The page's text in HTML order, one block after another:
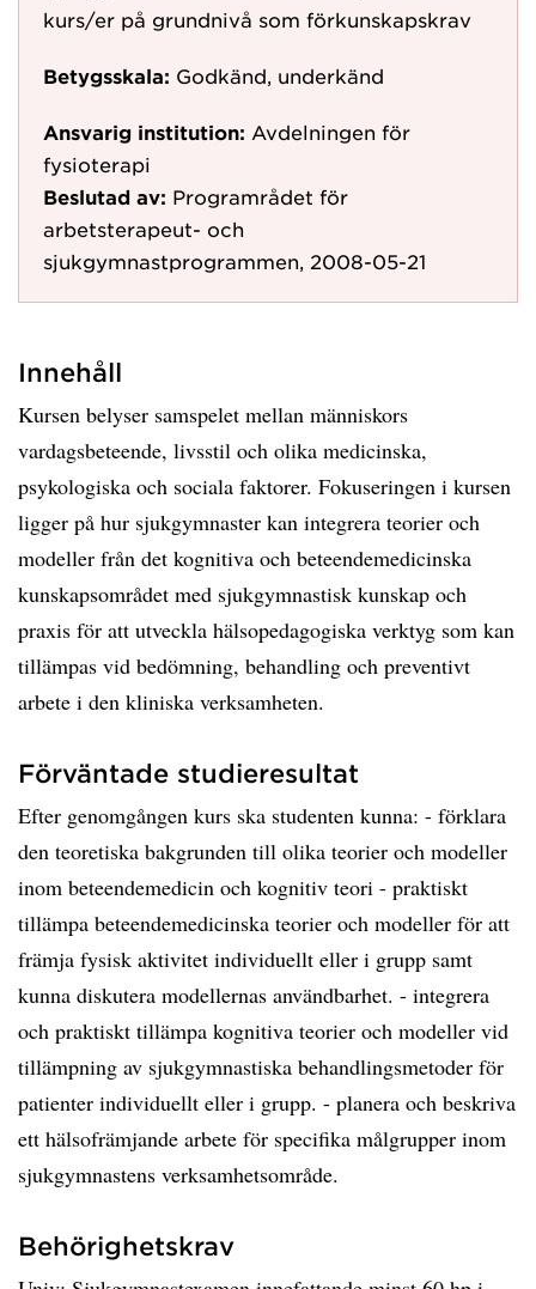
kurs/er på grundnivå som förkunskapskrav
Betygsskala: Godkänd, underkänd
Ansvarig institution: Avdelningen för
fysioterapi
Beslutad av: Programrådet för
arbetsterapeut- och
sjukgymnastprogrammen, 2008-05-21
Innehåll
Kursen belyser samspelet mellan människors
vardagsbeteende, livsstil och olika medicinska,
psykologiska och sociala faktorer. Fokuseringen i kursen
ligger på hur sjukgymnaster kan integrera teorier och
modeller från det kognitiva och beteendemedicinska
kunskapsområdet med sjukgymnastisk kunskap och
praxis för att utveckla hälsopedagogiska verktyg som kan
tillämpas vid bedömning, behandling och preventivt
arbete i den kliniska verksamheten.
Förväntade studieresultat
Efter genomgången kurs ska studenten kunna: - förklara
den teoretiska bakgrunden till olika teorier och modeller
inom beteendemedicin och kognitiv teori - praktiskt
tillämpa beteendemedicinska teorier och modeller för att
främja fysisk aktivitet individuellt eller i grupp samt
kunna diskutera modellernas användbarhet. - integrera
och praktiskt tillämpa kognitiva teorier och modeller vid
tillämpning av sjukgymnastiska behandlingsmetoder för
patienter individuellt eller i grupp. - planera och beskriva
ett hälsofrämjande arbete för specifika målgrupper inom
sjukgymnastens verksamhetsområde.
Behörighetskrav